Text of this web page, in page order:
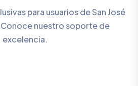
para usuarios de San José
Conoce nuestro soporte de
excelencia.